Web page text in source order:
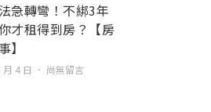
急轉彎！不綁3年
才租得到房？【房
】
4 日 尚無留言